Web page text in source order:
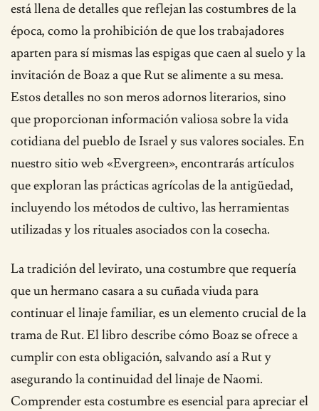
está llena de detalles que reflejan las costumbres de la
época, como la prohibición de que los trabajadores
aparten para sí mismas las espigas que caen al suelo y la
invitación de Boaz a que Rut se alimente a su mesa.
Estos detalles no son meros adornos literarios, sino
que proporcionan información valiosa sobre la vida
cotidiana del pueblo de Israel y sus valores sociales. En
nuestro sitio web «Evergreen», encontrarás artículos
que exploran las prácticas agrícolas de la antigüedad,
incluyendo los métodos de cultivo, las herramientas
utilizadas y los rituales asociados con la cosecha.
La tradición del levirato, una costumbre que requería
que un hermano casara a su cuñada viuda para
continuar el linaje familiar, es un elemento crucial de la
trama de Rut. El libro describe cómo Boaz se ofrece a
cumplir con esta obligación, salvando así a Rut y
asegurando la continuidad del linaje de Naomi.
Comprender esta costumbre es esencial para apreciar el